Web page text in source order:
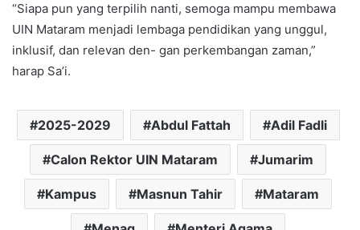
“Siapa pun yang terpilih nanti, semoga mampu membawa
UIN Mataram menjadi lembaga pendidikan yang unggul,
inklusif, dan relevan den- gan perkembangan zaman,”
harap Sa’i.
2025-2029 Abdul Fattah Adil Fadli
Calon Rektor UIN Mataram Jumarim
Kampus Masnun Tahir Mataram